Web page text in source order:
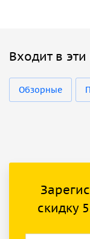
Входит в
Обзорные
скидку